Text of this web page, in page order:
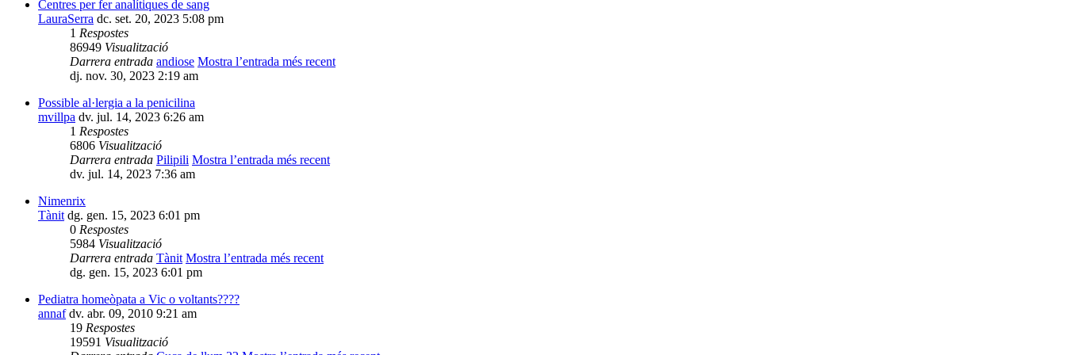
Centres per fer analítiques de sang
LauraSerra dc. set. 20, 2023 5:08 pm
1 Respostes
86949 Visualització
Darrera entrada andiose Mostra l’entrada més recent
dj. nov. 30, 2023 2:19 am
Possible al·lergia a la penicilina
mvillpa dv. jul. 14, 2023 6:26 am
1 Respostes
6806 Visualització
Darrera entrada Pilipili Mostra l’entrada més recent
dv. jul. 14, 2023 7:36 am
Nimenrix
Tànit dg. gen. 15, 2023 6:01 pm
0 Respostes
5984 Visualització
Darrera entrada Tànit Mostra l’entrada més recent
dg. gen. 15, 2023 6:01 pm
Pediatra homeòpata a Vic o voltants????
annaf dv. abr. 09, 2010 9:21 am
19 Respostes
19591 Visualització